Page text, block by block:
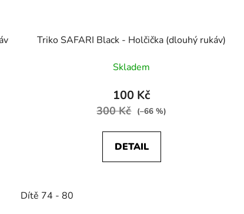
Triko SAFARI Black - Holčička (dlouhý rukáv)
Skladem
100 Kč
300 Kč (–66 %)
DETAIL
Dítě 74 - 80